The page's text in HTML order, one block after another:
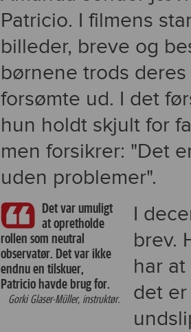
Patricio. I filmens
billeder, breve og
børnene trods
forsømte ud. I det
hun holdt skjult for
men forsikrer: "Det
uden problemer".
Det var umuligt
at opretholde
rollen som neutral
observatør. Det var ikke
endnu en tilskuer,
Patricio havde brug for.
Gorki Glaser-Müller, instruktør.
I
brev.
har
det